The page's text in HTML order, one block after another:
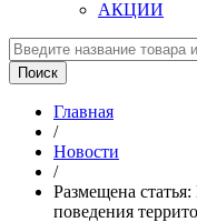
АКЦИИ
Главная
/
Новости
/
Размещена
поведения